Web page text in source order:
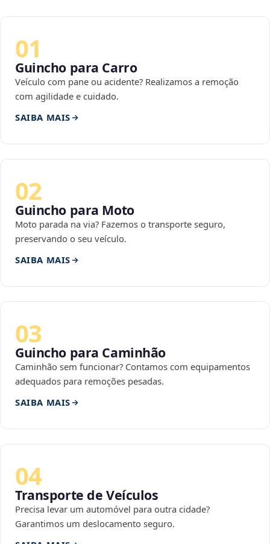
01
Guincho para Carro
Veículo com pane ou acidente? Realizamos a remoção
com agilidade e cuidado.
SAIBA MAIS
02
Guincho para Moto
Moto parada na via? Fazemos o transporte seguro,
preservando o seu veículo.
SAIBA MAIS
03
Guincho para Caminhão
Caminhão sem funcionar? Contamos com equipamentos
adequados para remoções pesadas.
SAIBA MAIS
04
Transporte de Veículos
Precisa levar um automóvel para outra cidade?
Garantimos um deslocamento seguro.